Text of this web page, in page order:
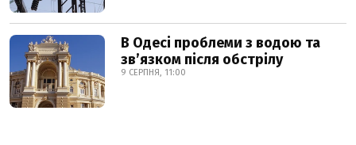
В Одесі проблеми з водою та
звʼязком після обстрілу
9 СЕРПНЯ, 11:00